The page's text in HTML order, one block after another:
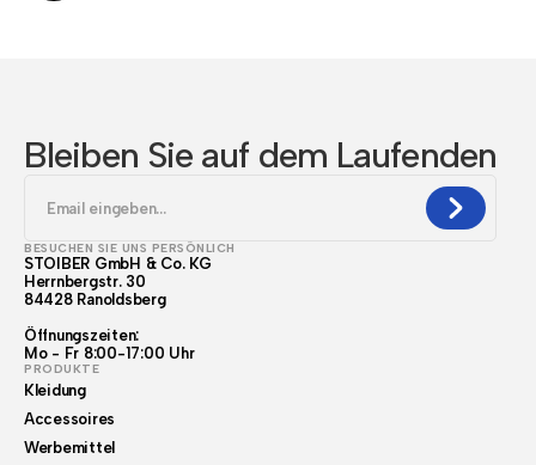
Bleiben Sie auf dem Laufenden
BESUCHEN SIE UNS PERSÖNLICH
STOIBER GmbH & Co. KG
Herrnbergstr. 30
84428 Ranoldsberg
Öffnungszeiten:
Mo - Fr 8:00-17:00 Uhr
PRODUKTE
Kleidung
Accessoires
Werbemittel